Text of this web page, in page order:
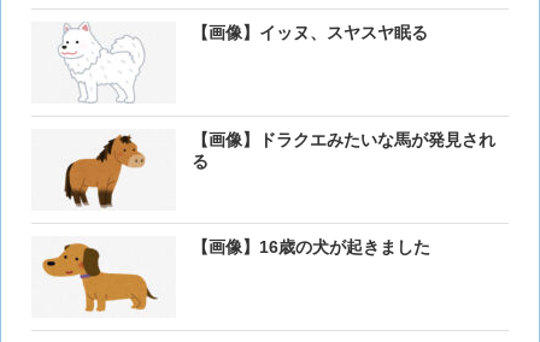
【画像】イッヌ、スヤスヤ眠る
【画像】ドラクエみたいな馬が発見され
る
【画像】16歳の犬が起きました